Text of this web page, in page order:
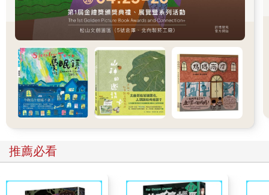
研究又發現：母親對孩子需求的敏感度和孩子睡眠品質有關。睡
眠時大腦在修補白天的損傷，母親對孩子的需求敏感度越高，且
親子關係越好的寶寶比較有安全感，睡眠時也比較不會做惡夢，
或從睡眠中驚醒。
這個研究是測量寶寶整體睡眠的時間（量）和中間醒來的次數
（質），結果發現在十五個月大時，親子依附關係
（attachment）好、聯結強的寶寶在二歲大時的睡眠品質和量都
很好；一歲時，睡眠狀況好的寶寶在十八個月、二歲和四歲時的
素、血清張素和正腎上腺素，後二者跟大腦的學習有直接的關
係，尤其血清張素不但跟記憶有關，也和情緒的調控有關。由此
推薦必看